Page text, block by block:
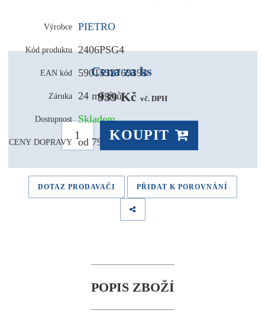
Výrobce PIETRO
Kód produktu 2406PSG4
EAN kód 5901532763393
Záruka 24 měsíců
Dostupnost Skladem
CENY DOPRAVY od 79,- Kč
Cena za ks
939 Kč vč. DPH
KOUPIT
DOTAZ PRODAVAČI PŘIDAT K POROVNÁNÍ
POPIS ZBOŽÍ